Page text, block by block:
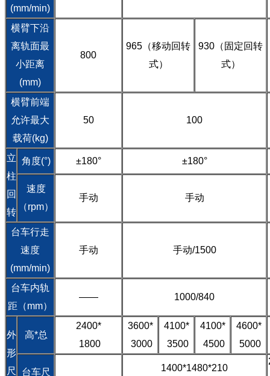
(mm/min)
横臂下沿
离轨面最
小距离
(mm)
800
965（移动回转
式）
930（固定回转
式）
横臂前端
允许最大
载荷(kg)
50 100
立
柱
回
转
角度(°) ±180° ±180°
速度
（rpm）
手动 手动
台车行走
速度
(mm/min)
手动 手动/1500
台车内轨
距（mm）
—— 1000/840
外
形
尺
高*总
2400*
1800
3600*
3000
4100*
3500
4100*
4500
4600*
5000
台车尺
1400*1480*210